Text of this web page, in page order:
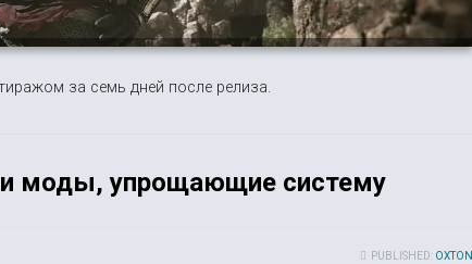
за семь дней после релиза.
моды, упрощающие систему
PUBLISHED: OXTON